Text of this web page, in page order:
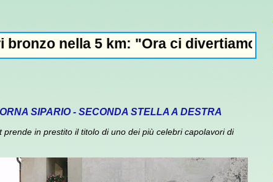
km: "Ora ci divertiamo in staffetta"-
SIPARIO - SECONDA STELLA A DESTRA
in prestito il titolo di uno dei più celebri capolavori di